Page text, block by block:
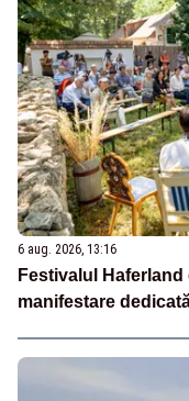
6 aug. 2026, 13:16
Festivalul
manifestare